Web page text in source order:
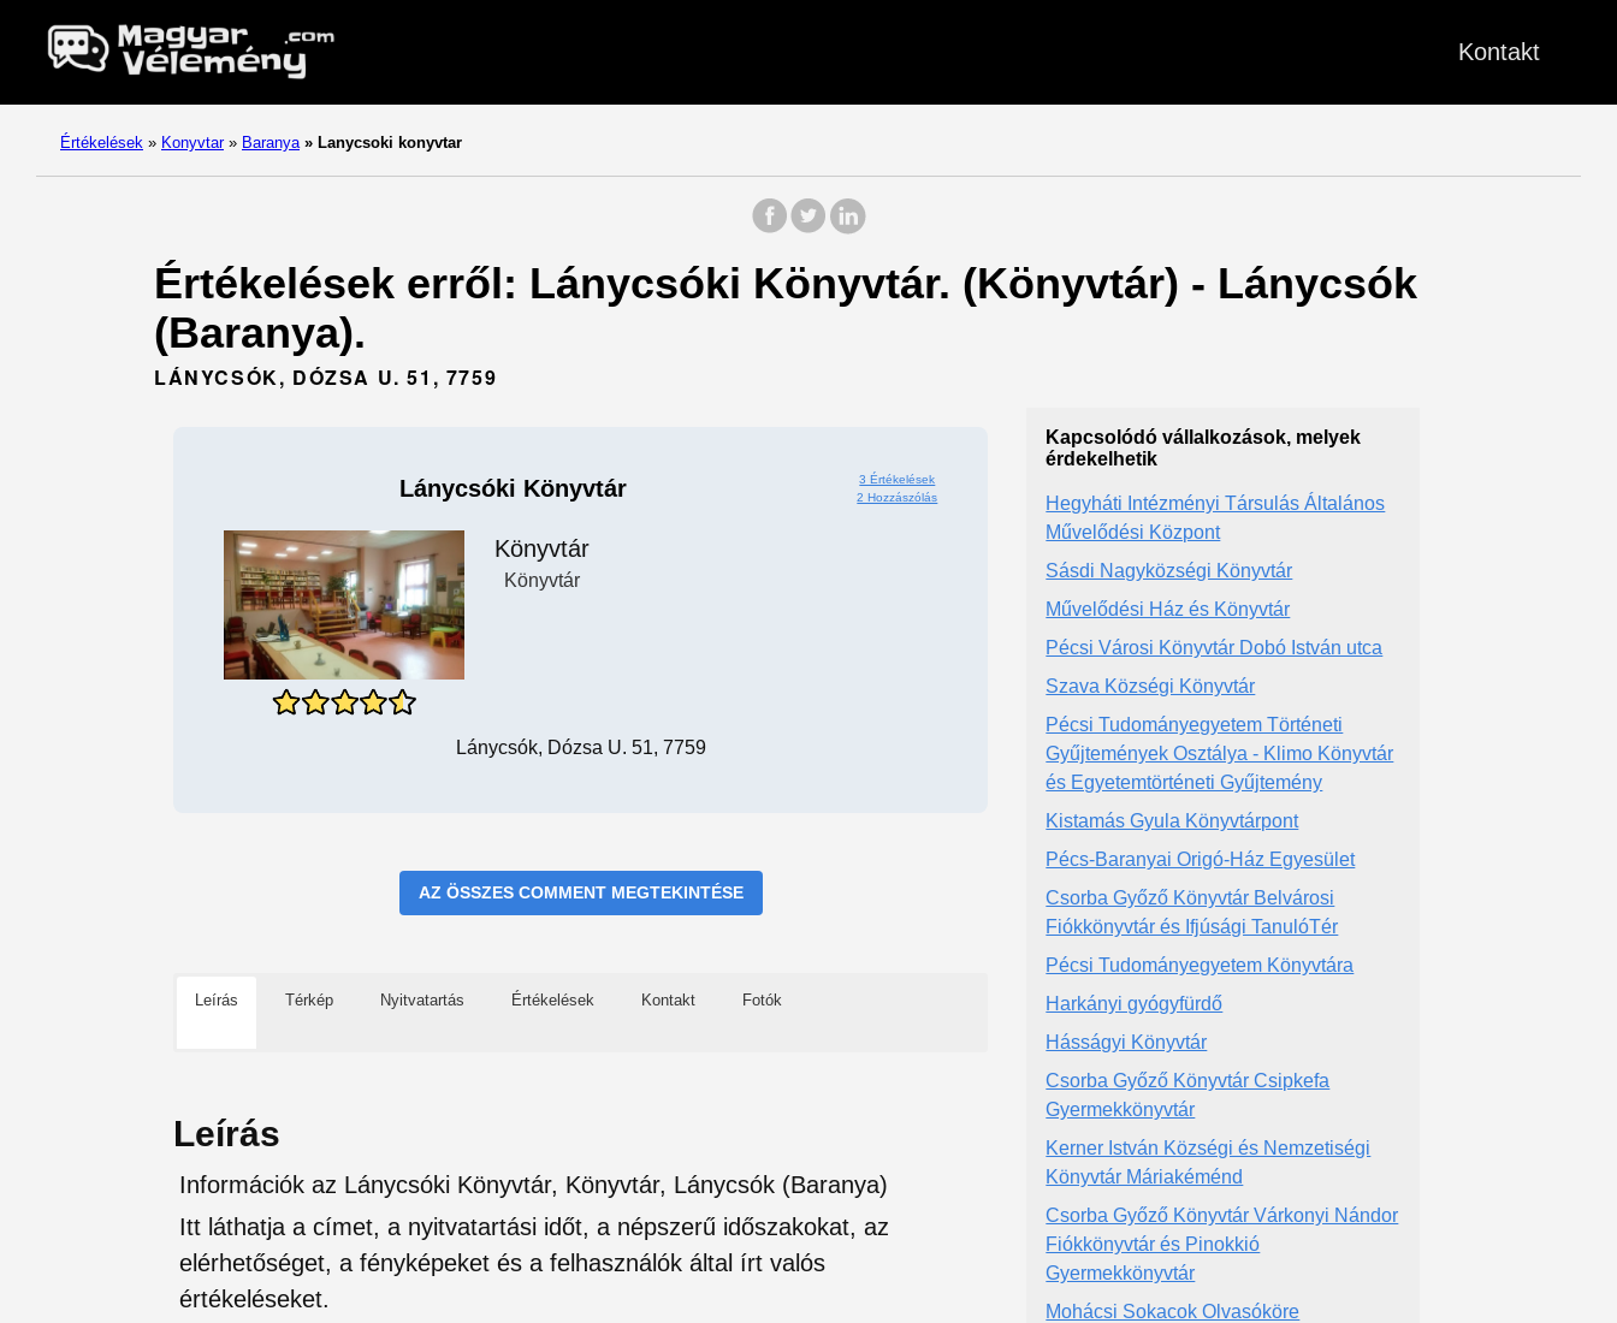
Kontakt
Értékelések » Konyvtar » Baranya » Lanycsoki konyvtar
Értékelések erről: Lánycsóki Könyvtár. (Könyvtár) - Lánycsók
(Baranya).
LÁNYCSÓK, DÓZSA U. 51, 7759
Lánycsóki Könyvtár
3 Értékelések
2 Hozzászólás
Könyvtár
Könyvtár
Lánycsók, Dózsa U. 51, 7759
AZ ÖSSZES COMMENT MEGTEKINTÉSE
Leírás Térkép Nyitvatartás Értékelések Kontakt Fotók
Leírás
Információk az Lánycsóki Könyvtár, Könyvtár, Lánycsók (Baranya)
Itt láthatja a címet, a nyitvatartási időt, a népszerű időszakokat, az
elérhetőséget, a fényképeket és a felhasználók által írt valós
értékeléseket.
Kapcsolódó vállalkozások, melyek
érdekelhetik
Hegyháti Intézményi Társulás Általános
Művelődési Központ
Sásdi Nagyközségi Könyvtár
Művelődési Ház és Könyvtár
Pécsi Városi Könyvtár Dobó István utca
Szava Községi Könyvtár
Pécsi Tudományegyetem Történeti
Gyűjtemények Osztálya - Klimo Könyvtár
és Egyetemtörténeti Gyűjtemény
Kistamás Gyula Könyvtárpont
Pécs-Baranyai Origó-Ház Egyesület
Csorba Győző Könyvtár Belvárosi
Fiókkönyvtár és Ifjúsági TanulóTér
Pécsi Tudományegyetem Könyvtára
Harkányi gyógyfürdő
Hásságyi Könyvtár
Csorba Győző Könyvtár Csipkefa
Gyermekkönyvtár
Kerner István Községi és Nemzetiségi
Könyvtár Máriakéménd
Csorba Győző Könyvtár Várkonyi Nándor
Fiókkönyvtár és Pinokkió
Gyermekkönyvtár
Mohácsi Sokacok Olvasóköre